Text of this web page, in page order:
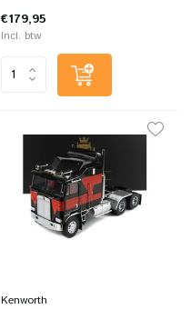
€179,95
Incl. btw
Kenworth